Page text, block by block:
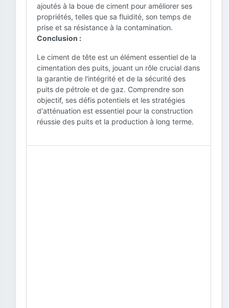
ajoutés à la boue de ciment pour améliorer ses
propriétés, telles que sa fluidité, son temps de
prise et sa résistance à la contamination.
Conclusion :
Le ciment de tête est un élément essentiel de la
cimentation des puits, jouant un rôle crucial dans
la garantie de l'intégrité et de la sécurité des
puits de pétrole et de gaz. Comprendre son
objectif, ses défis potentiels et les stratégies
d'atténuation est essentiel pour la construction
réussie des puits et la production à long terme.